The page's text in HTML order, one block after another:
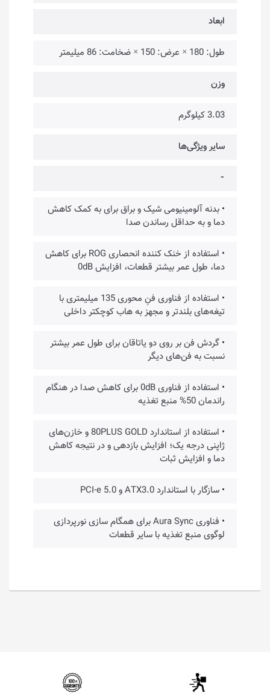
ابعاد
طول: 180 × عرض: 150 × ضخامت: 86 میلیمتر
وزن
3.03 کیلوگرم
سایر ویژگی‌ها
⁃
• بدنه آلومینیومی شیک و براق برای به کمک کاهش
دما و به حداقل رساندن صدا
• استفاده از خنک کننده انحصاری ROG برای کاهش
دما، طول عمر بیشتر قطعات، افزایش 0dB
• استفاده از فناوری فنِ محوری 135 میلیمتری با
تیغه‌های بلندتر و مجهز به هاب کوچکتر داخلی
• گردش فن بر روی دو یاتاقان برای طول عمر بیشتر
نسبت به فن‌های دیگر
• استفاده از فناوری 0dB برای کاهش صدا در هنگام
راندمان 50% منبع تغذیه
• استفاده از استاندارد 80PLUS GOLD و خازن‌های
ژاپنی درجه یک؛ افزایش بازدهی و در نتیجه کاهش
دما و افزایش ثبات
• سازگار با استاندارد ATX3.0 و PCI-e 5.0
• فناوری Aura Sync برای همگام سازی نورپردازی
لوگوی منبع تغذیه با سایر قطعات